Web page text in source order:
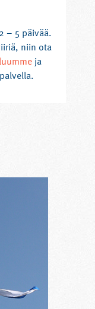
– 5 päivää.
niin ota
ja
joiden
valitaan
valita
Ja
tuntuu
salkoon